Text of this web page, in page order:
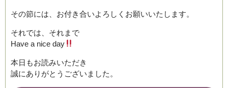
その節には、お付き合いよろしくお願いいたします。
それでは、それまで
Have a nice day
本日もお読みいただき
誠にありがとうございました。